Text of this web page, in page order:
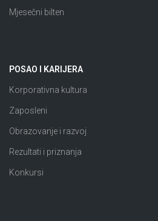
Mjesečni bilten
POSAO I KARIJERA
Korporativna kultura
Zaposleni
Obrazovanje i razvoj
Rezultati i priznanja
Konkursi